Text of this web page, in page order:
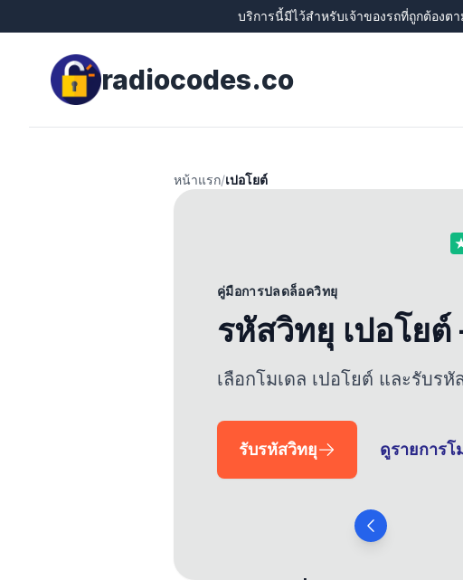
บริการนี้มีไว้สำหรับเจ้าของรถที่ถูกต้อง
radiocodes.co
หน้าแรก/เปอโยต์
คู่มือการปลดล็อควิทยุ
รหัสวิทยุ เปอโย
เลือกโมเดล เปอโยต์ และรับร
รับรหัสวิทยุ ดูรายการโ